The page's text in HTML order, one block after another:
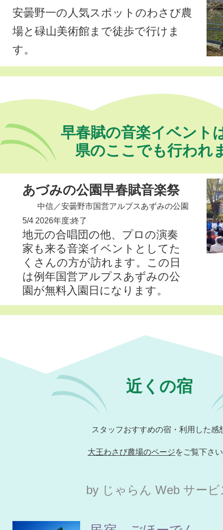
安曇野一の人気スポットのわさび農
場と碌山美術館 まで徒歩で行けま
す。
早春賦の音楽イベント
県のここでも行われ
あづみの公園早春賦音楽祭
中信 ／安曇野市国営アルプスあずみの公園
5/4 2026年度:終了
地元の合唱団の他、プロの演奏
家も来る音楽イベントとしてた
くさんの方が訪れます。この日
は例年国営アルプスあずみの公
園が無料入園日になります。
近くの宿
スタッフおすすめの宿・利用した感
大王わさび農場のページをご覧下さ
by じゃらん Web サービ